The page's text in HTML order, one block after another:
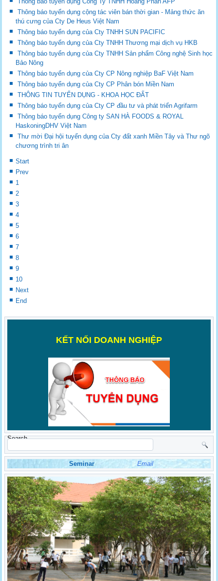
Thông báo tuyển dụng cộng tác viên bán thời gian - Mảng thức ăn
thú cưng của Cty De Heus Việt Nam
Thông báo tuyển dụng của Cty TNHH SUN PACIFIC
Thông báo tuyển dụng của Cty TNHH Thương mại dịch vụ HKB
Thông báo tuyển dụng của Cty TNHH Sản phẩm Công nghệ Sinh học
Bảo Nông
Thông báo tuyển dụng của Cty CP Nông nghiệp BaF Việt Nam
Thông báo tuyển dụng của Cty CP Phân bón Miền Nam
THÔNG TIN TUYỂN DỤNG - KHOA HỌC ĐẤT
Thông báo tuyển dụng của Cty CP đầu tư và phát triển Agrifarm
Thông báo tuyển dụng Công ty SAN HÀ FOODS & ROYAL
HaskoningDHV Việt Nam
Thư mời Đại hội tuyển dụng của Cty đất xanh Miền Tây và Thư ngõ
chương trình tri ân
Start
Prev
1
2
3
4
5
6
7
8
9
10
Next
End
KẾT NỐI DOANH NGHIỆP
Search
Seminar Email